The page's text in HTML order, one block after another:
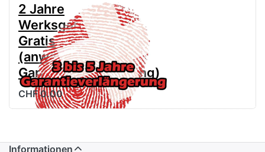
2 Jahre
Werksgarantie
Gratis
(anwählen für
Garantieverlängerung)
CHF 0.00
Informationen